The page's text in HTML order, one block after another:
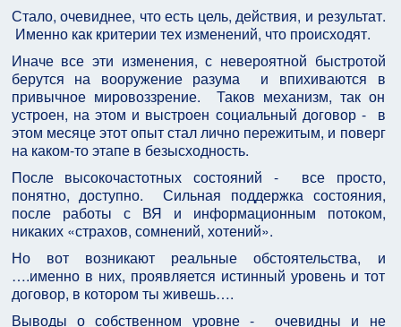
Стало, очевиднее, что есть цель, действия, и результат.
Именно как критерии тех изменений, что происходят.
Иначе все эти изменения, с невероятной быстротой
берутся на вооружение разума и впихиваются в
привычное мировоззрение. Таков механизм, так он
устроен, на этом и выстроен социальный договор - в
этом месяце этот опыт стал лично пережитым, и поверг
на каком-то этапе в безысходность.
После высокочастотных состояний - все просто,
понятно, доступно. Сильная поддержка состояния,
после работы с ВЯ и информационным потоком,
никаких «страхов, сомнений, хотений».
Но вот возникают реальные обстоятельства, и
….именно в них, проявляется истинный уровень и тот
договор, в котором ты живешь….
Выводы о собственном уровне - очевидны и не